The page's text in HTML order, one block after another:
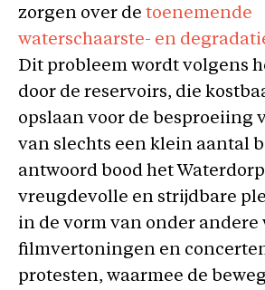
zorgen over de toenemende
waterschaarste- en
Dit probleem wordt volgens
door de reservoirs, die
opslaan voor de besproeiing
van slechts een klein aantal
antwoord bood het
vreugdevolle en strijdbare
in de vorm van onder andere
filmvertoningen en
protesten, waarmee de